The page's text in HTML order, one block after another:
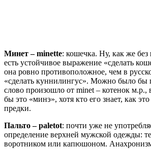
Минет – minette: кошечка. Ну, как же
есть устойчивое выражение «сделать
она ровно противоположное, чем в
«сделать куннилингус». Можно было бы
слово произошло от minet – котенок м.р.,
бы это «минэ», хотя кто его знает, как
предки.
Пальто – paletot: почти уже не
определение верхней мужской одежды:
воротником или капюшоном.